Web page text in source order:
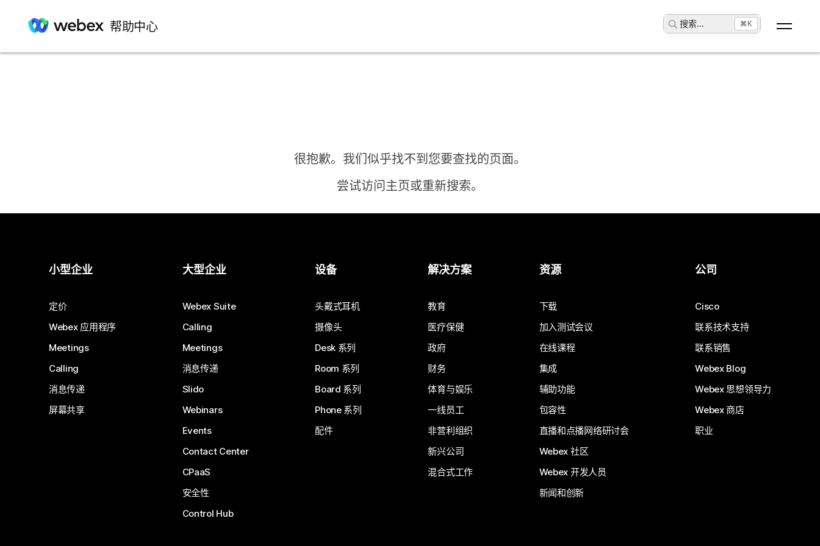
帮助中心 搜索... ⌘K
很抱歉。我们似乎找不到您要查找的页面。
尝试访问主页或重新搜索。
需要答案？
提交问题
小型企业
定价
Webex 应用程序
Meetings
Calling
消息传递
屏幕共享
大型企业
Webex Suite
Calling
Meetings
消息传递
Slido
Webinars
Events
Contact Center
CPaaS
安全性
Control Hub
设备
头戴式耳机
摄像头
Desk 系列
Room 系列
Board 系列
Phone 系列
配件
解决方案
教育
医疗保健
政府
财务
体育与娱乐
一线员工
非营利组织
新兴公司
混合式工作
资源
下载
加入测试会议
在线课程
集成
辅助功能
包容性
直播和点播网络研讨会
Webex 社区
Webex 开发人员
新闻和创新
公司
Cisco
联系技术支持
联系销售
Webex Blog
Webex 思想领导力
Webex 商店
职业